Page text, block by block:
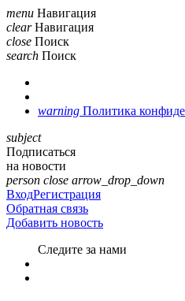
menu Навигация
clear Навигация
close Поиск
search Поиск
warning Политика
subject
Подписаться
на новости
person close arrow_drop_down
ВходРегистрация
Обратная связь
Добавить новость
Cледите за нами